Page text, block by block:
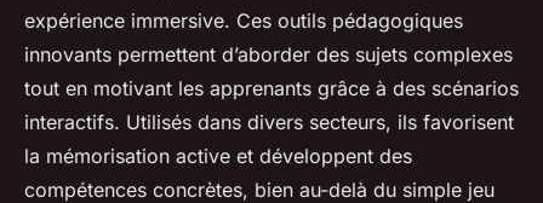
expérience immersive. Ces outils pédagogiques
innovants permettent d’aborder des sujets complexes
tout en motivant les apprenants grâce à des scénarios
interactifs. Utilisés dans divers secteurs, ils favorisent
la mémorisation active et développent des
compétences concrètes, bien au-delà du simple jeu